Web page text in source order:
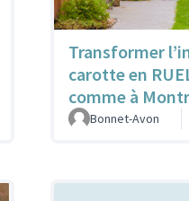
Transformer
carotte en
comme à
Bonnet-Avon